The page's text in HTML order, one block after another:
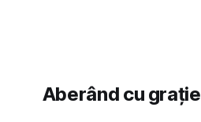
Aberând cu grație